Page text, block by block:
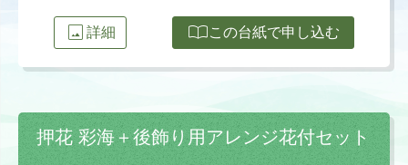
image 詳細 import_contactsこの台紙で申し込む
押花 彩海＋後飾り用アレンジ花付セット